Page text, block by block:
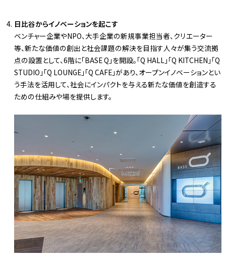
日比谷からイノベーションを起こす
ベンチャー企業やNPO、大手企業の新規事業担当者、クリエーター
等、新たな価値の創出と社会課題の解決を目指す人々が集う交流拠
点の設置として、6階に「BASE Q」を開設。「Q HALL」「Q KITCHEN」「Q
STUDIO」「Q LOUNGE」「Q CAFE」があり、オープンイノベーションとい
う手法を活用して、社会にインパクトを与える新たな価値を創造する
ための仕組みや場を提供します。